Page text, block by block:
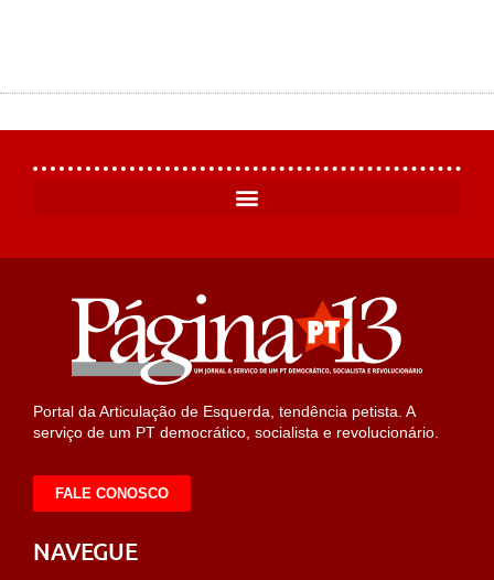
Portal da Articulação de Esquerda, tendência petista. A
serviço de um PT democrático, socialista e revolucionário.
FALE CONOSCO
NAVEGUE